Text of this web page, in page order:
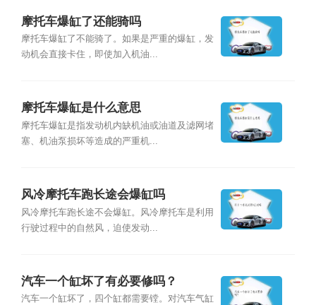
摩托车爆缸了还能骑吗
摩托车爆缸了不能骑了。如果是严重的爆缸，发
动机会直接卡住，即使加入机油...
摩托车爆缸是什么意思
摩托车爆缸是指发动机内缺机油或油道及滤网堵
塞、机油泵损坏等造成的严重机...
风冷摩托车跑长途会爆缸吗
风冷摩托车跑长途不会爆缸。风冷摩托车是利用
行驶过程中的自然风，迫使发动...
汽车一个缸坏了有必要修吗？
汽车一个缸坏了，四个缸都需要镗。对汽车气缸